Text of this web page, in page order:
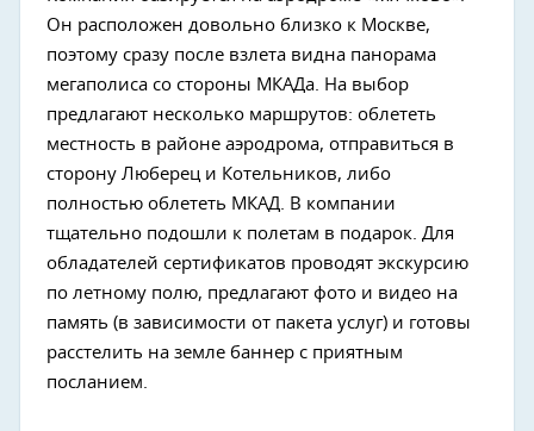
Он расположен довольно близко к Москве,
поэтому сразу после взлета видна панорама
мегаполиса со стороны МКАДа. На выбор
предлагают несколько маршрутов: облететь
местность в районе аэродрома, отправиться в
сторону Люберец и Котельников, либо
полностью облететь МКАД. В компании
тщательно подошли к полетам в подарок. Для
обладателей сертификатов проводят экскурсию
по летному полю, предлагают фото и видео на
память (в зависимости от пакета услуг) и готовы
расстелить на земле баннер с приятным
посланием.